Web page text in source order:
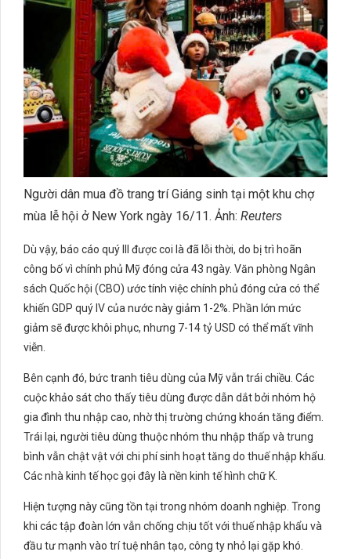
Người dân mua đồ trang trí Giáng sinh tại một khu chợ
mùa lễ hội ở New York ngày 16/11. Ảnh: Reuters
Dù vậy, báo cáo quý III được coi là đã lỗi thời, do bị trì hoãn
công bố vì chính phủ Mỹ đóng cửa 43 ngày. Văn phòng Ngân
sách Quốc hội (CBO) ước tính việc chính phủ đóng cửa có thể
khiến GDP quý IV của nước này giảm 1-2%. Phần lớn mức
giảm sẽ được khôi phục, nhưng 7-14 tỷ USD có thể mất vĩnh
viễn.
Bên cạnh đó, bức tranh tiêu dùng của Mỹ vẫn trái chiều. Các
cuộc khảo sát cho thấy tiêu dùng được dẫn dắt bởi nhóm hộ
gia đình thu nhập cao, nhờ thị trường chứng khoán tăng điểm.
Trái lại, người tiêu dùng thuộc nhóm thu nhập thấp và trung
bình vẫn chật vật với chi phí sinh hoạt tăng do thuế nhập khẩu.
Các nhà kinh tế học gọi đây là nền kinh tế hình chữ K.
Hiện tượng này cũng tồn tại trong nhóm doanh nghiệp. Trong
khi các tập đoàn lớn vẫn chống chịu tốt với thuế nhập khẩu và
đầu tư mạnh vào trí tuệ nhân tạo, công ty nhỏ lại gặp khó.